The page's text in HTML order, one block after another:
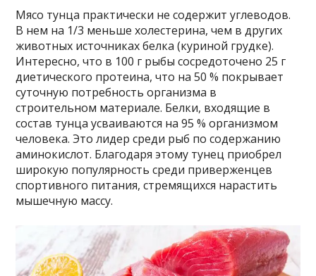
Мясо тунца практически не содержит углеводов.
В нем на 1/3 меньше холестерина, чем в других
животных источниках белка (куриной грудке).
Интересно, что в 100 г рыбы сосредоточено 25 г
диетического протеина, что на 50 % покрывает
суточную потребность организма в
строительном материале. Белки, входящие в
состав тунца усваиваются на 95 % организмом
человека. Это лидер среди рыб по содержанию
аминокислот. Благодаря этому тунец приобрел
широкую популярность среди приверженцев
спортивного питания, стремящихся нарастить
мышечную массу.